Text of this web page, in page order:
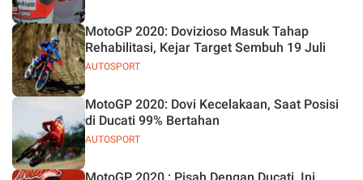
AUTOSPORT
MotoGP 2020: Dovizioso Masuk Tahap
Rehabilitasi, Kejar Target Sembuh 19 Juli
AUTOSPORT
MotoGP 2020: Dovi Kecelakaan, Saat Posisi
di Ducati 99% Bertahan